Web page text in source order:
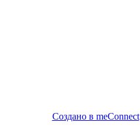
Создано в meConnect